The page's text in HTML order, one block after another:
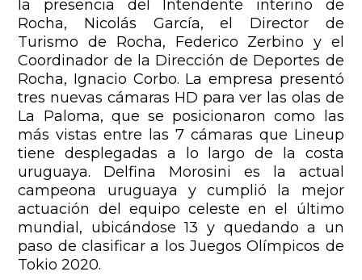
la presencia del Intendente interino de
Rocha, Nicolás García, el Director de
Turismo de Rocha, Federico Zerbino y el
Coordinador de la Dirección de Deportes de
Rocha, Ignacio Corbo. La empresa presentó
tres nuevas cámaras HD para ver las olas de
La Paloma, que se posicionaron como las
más vistas entre las 7 cámaras que Lineup
tiene desplegadas a lo largo de la costa
uruguaya. Delfina Morosini es la actual
campeona uruguaya y cumplió la mejor
actuación del equipo celeste en el último
mundial, ubicándose 13 y quedando a un
paso de clasificar a los Juegos Olímpicos de
Tokio 2020.